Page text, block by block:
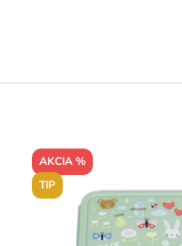
AKCIA %
TIP